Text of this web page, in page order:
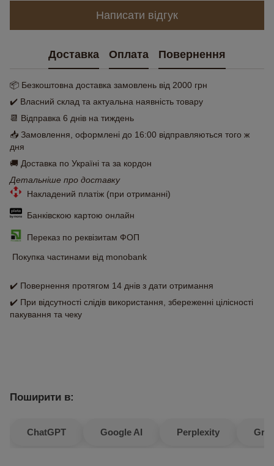
Написати відгук
Доставка Оплата Повернення
📦 Безкоштовна доставка замовлень від 2000 грн
✔️ Власний склад та актуальна наявність товару
📆 Відправка 6 днів на тиждень
📥 Замовлення, оформлені до 16:00 відправляються того ж
дня
🚚 Доставка по Україні та за кордон
Детальніше про доставку
Накладений платіж (при отриманні)
Банківскою картою онлайн
Переказ по реквізитам ФОП
Покупка частинами від monobank
✔️ Повернення протягом 14 днів з дати отримання
✔️ При відсутності слідів використання, збереженні цілісності
пакування та чеку
Поширити в:
ChatGPT Google AI Perplexity